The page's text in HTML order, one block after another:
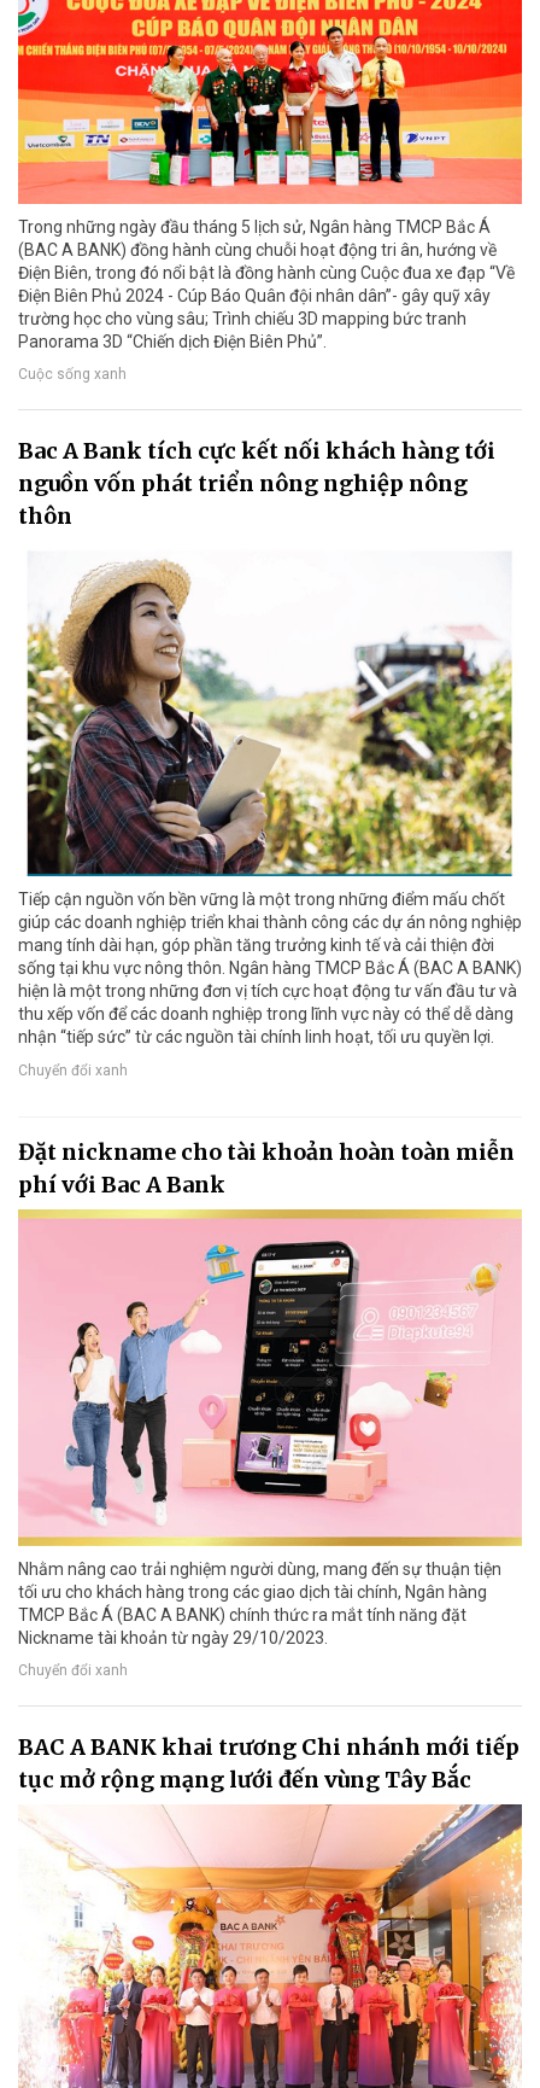
Trong những ngày đầu tháng 5 lịch sử, Ngân hàng TMCP Bắc Á
(BAC A BANK) đồng hành cùng chuỗi hoạt động tri ân, hướng về
Điện Biên, trong đó nổi bật là đồng hành cùng Cuộc đua xe đạp “Về
Điện Biên Phủ 2024 - Cúp Báo Quân đội nhân dân”- gây quỹ xây
trường học cho vùng sâu; Trình chiếu 3D mapping bức tranh
Panorama 3D “Chiến dịch Điện Biên Phủ”.
Cuộc sống xanh
Bac A Bank tích cực kết nối khách hàng tới
nguồn vốn phát triển nông nghiệp nông
thôn
Tiếp cận nguồn vốn bền vững là một trong những điểm mấu chốt
giúp các doanh nghiệp triển khai thành công các dự án nông nghiệp
mang tính dài hạn, góp phần tăng trưởng kinh tế và cải thiện đời
sống tại khu vực nông thôn. Ngân hàng TMCP Bắc Á (BAC A BANK)
hiện là một trong những đơn vị tích cực hoạt động tư vấn đầu tư và
thu xếp vốn để các doanh nghiệp trong lĩnh vực này có thể dễ dàng
nhận “tiếp sức” từ các nguồn tài chính linh hoạt, tối ưu quyền lợi.
Chuyển đổi xanh
Đặt nickname cho tài khoản hoàn toàn miễn
phí với Bac A Bank
Nhằm nâng cao trải nghiệm người dùng, mang đến sự thuận tiện
tối ưu cho khách hàng trong các giao dịch tài chính, Ngân hàng
TMCP Bắc Á (BAC A BANK) chính thức ra mắt tính năng đặt
Nickname tài khoản từ ngày 29/10/2023.
Chuyển đổi xanh
BAC A BANK khai trương Chi nhánh mới tiếp
tục mở rộng mạng lưới đến vùng Tây Bắc